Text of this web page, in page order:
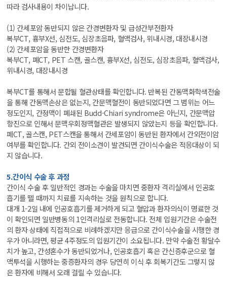
따라 검사내용이 차이납니다.
(1) 간세포암 동반되지 않은 간경변환자 및 급성간부전환자
복부CT, 흉부X선, 심전도, 심장초음파, 혈액검사, 위내시경, 대장내시경
(2) 간세포암을 동반한 간경변환자
복부CT, 폐CT, PET 스캔, 골스캔, 흉부X선, 심전도, 심장초음파, 혈액검사,
위내시경, 대장내시경
복부CT를 통해서 문합될 혈관상태를 확인합니다. 반복된 간동맥화학색전술
을 통해 간동맥손상은 없는지, 간문맥혈전이 동반되었다면 그 범위는 어느
정도인지, 간정맥이 폐쇄된 Budd-Chiari syndrome은 아닌지, 간문맥압
항진으로 인해서 문맥우회정맥혈관은 발생되지 않았는지 등을 확인합니다.
폐CT, 골스캔, PET스캔을 통해서 간세포암이 동반된 환자에서 간외전이암
여부를 확인합니다. 간외 전이소견이 발견되면 간이식수술은 적응대상이 되
지 않습니다.
5.간이식 수술 후 과정
간이식 수술 후 일반적인 경과는 수술을 마치면 중환자 격리실에서 인공호
흡기를 뗄 때까지 치료를 지속하는 것을 원칙으로 합니다.
대개 1-2일 내에 인공호흡기를 제거하게 되고 혈압과 환자의식이 명료한 것
이 확인되면 일반병동의 1인격리실로 전동합니다. 전체 입원기간은 수술전
의 환자 상태에 직접적으로 비례하겠지만 응급으로 간이식수술을 시행한 경
우가 아니라면, 평균 4주정도의 입원기간이 소요됩니다. 만약 수술전 황달수
치가 높고, 간성혼수가 동반되었거나, 인공호흡기 혹은 간신증후군으로 혈
액투석을 시행하는 중증환자의 경우 당연히 이식 후 회복기간도 그렇지 않
은 환자에 비해서 오래 걸릴 수 있습니다.